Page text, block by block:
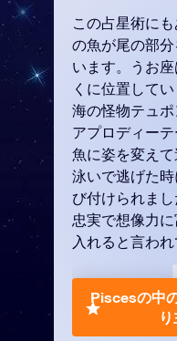
この占星術に
の魚が尾の部
います。うお
くに位置して
海の怪物テュ
アプロディー
魚に姿を変えて
泳いで逃げた
び付けられま
忠実で想像力
入れると言われ
Piscesの中